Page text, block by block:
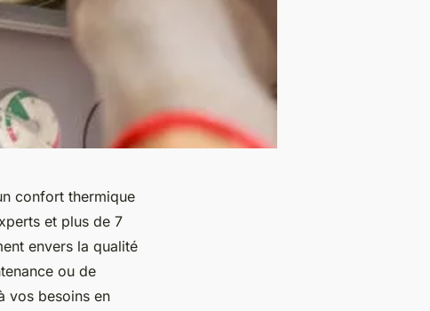
confort thermique
et plus de 7
envers la qualité
ou de
vos besoins en